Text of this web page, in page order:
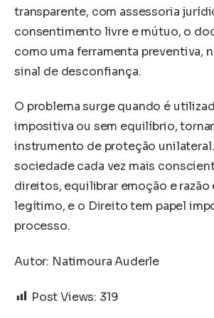
transparente, com assessoria
consentimento livre e mútuo, o
como uma ferramenta preventiva,
sinal de desconfiança.
O problema surge quando é
impositiva ou sem equilíbrio,
instrumento de proteção
sociedade cada vez mais
direitos, equilibrar emoção e razão
legítimo, e o Direito tem papel
processo.
Autor: Natimoura Auderle
Post Views: 319